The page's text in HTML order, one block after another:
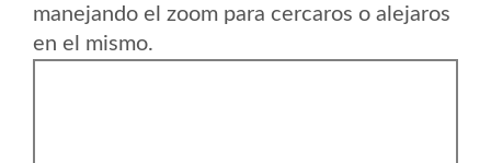
manejando el zoom para cercaros o alejaros
en el mismo.